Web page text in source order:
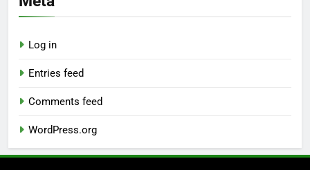
Log in
Entries feed
Comments feed
WordPress.org